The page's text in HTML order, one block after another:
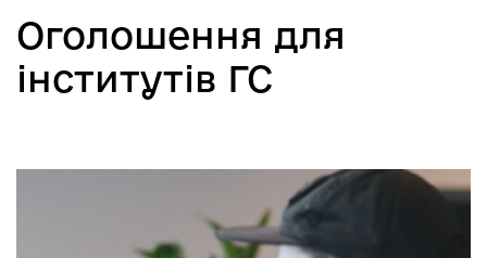
Оголошення для
інститутів ГС